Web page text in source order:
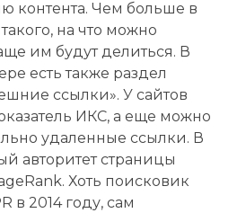
контента. Чем больше в
на что можно
им будут делиться. В
есть также раздел
ссылки». У сайтов
ИКС, а еще можно
удаленные ссылки. В
авторитет страницы
Хоть поисковик
в 2014 году, сам